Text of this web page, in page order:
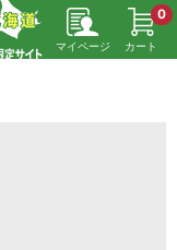
マイページ カート
0